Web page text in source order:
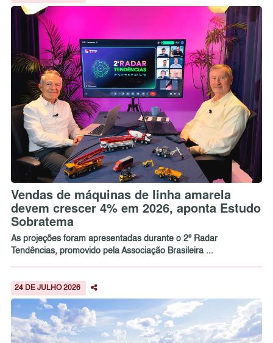
Vendas de máquinas de linha amarela
devem crescer 4% em 2026, aponta Estudo
Sobratema
As projeções foram apresentadas durante o 2º Radar
Tendências, promovido pela Associação Brasileira ...
24 DE JULHO 2026